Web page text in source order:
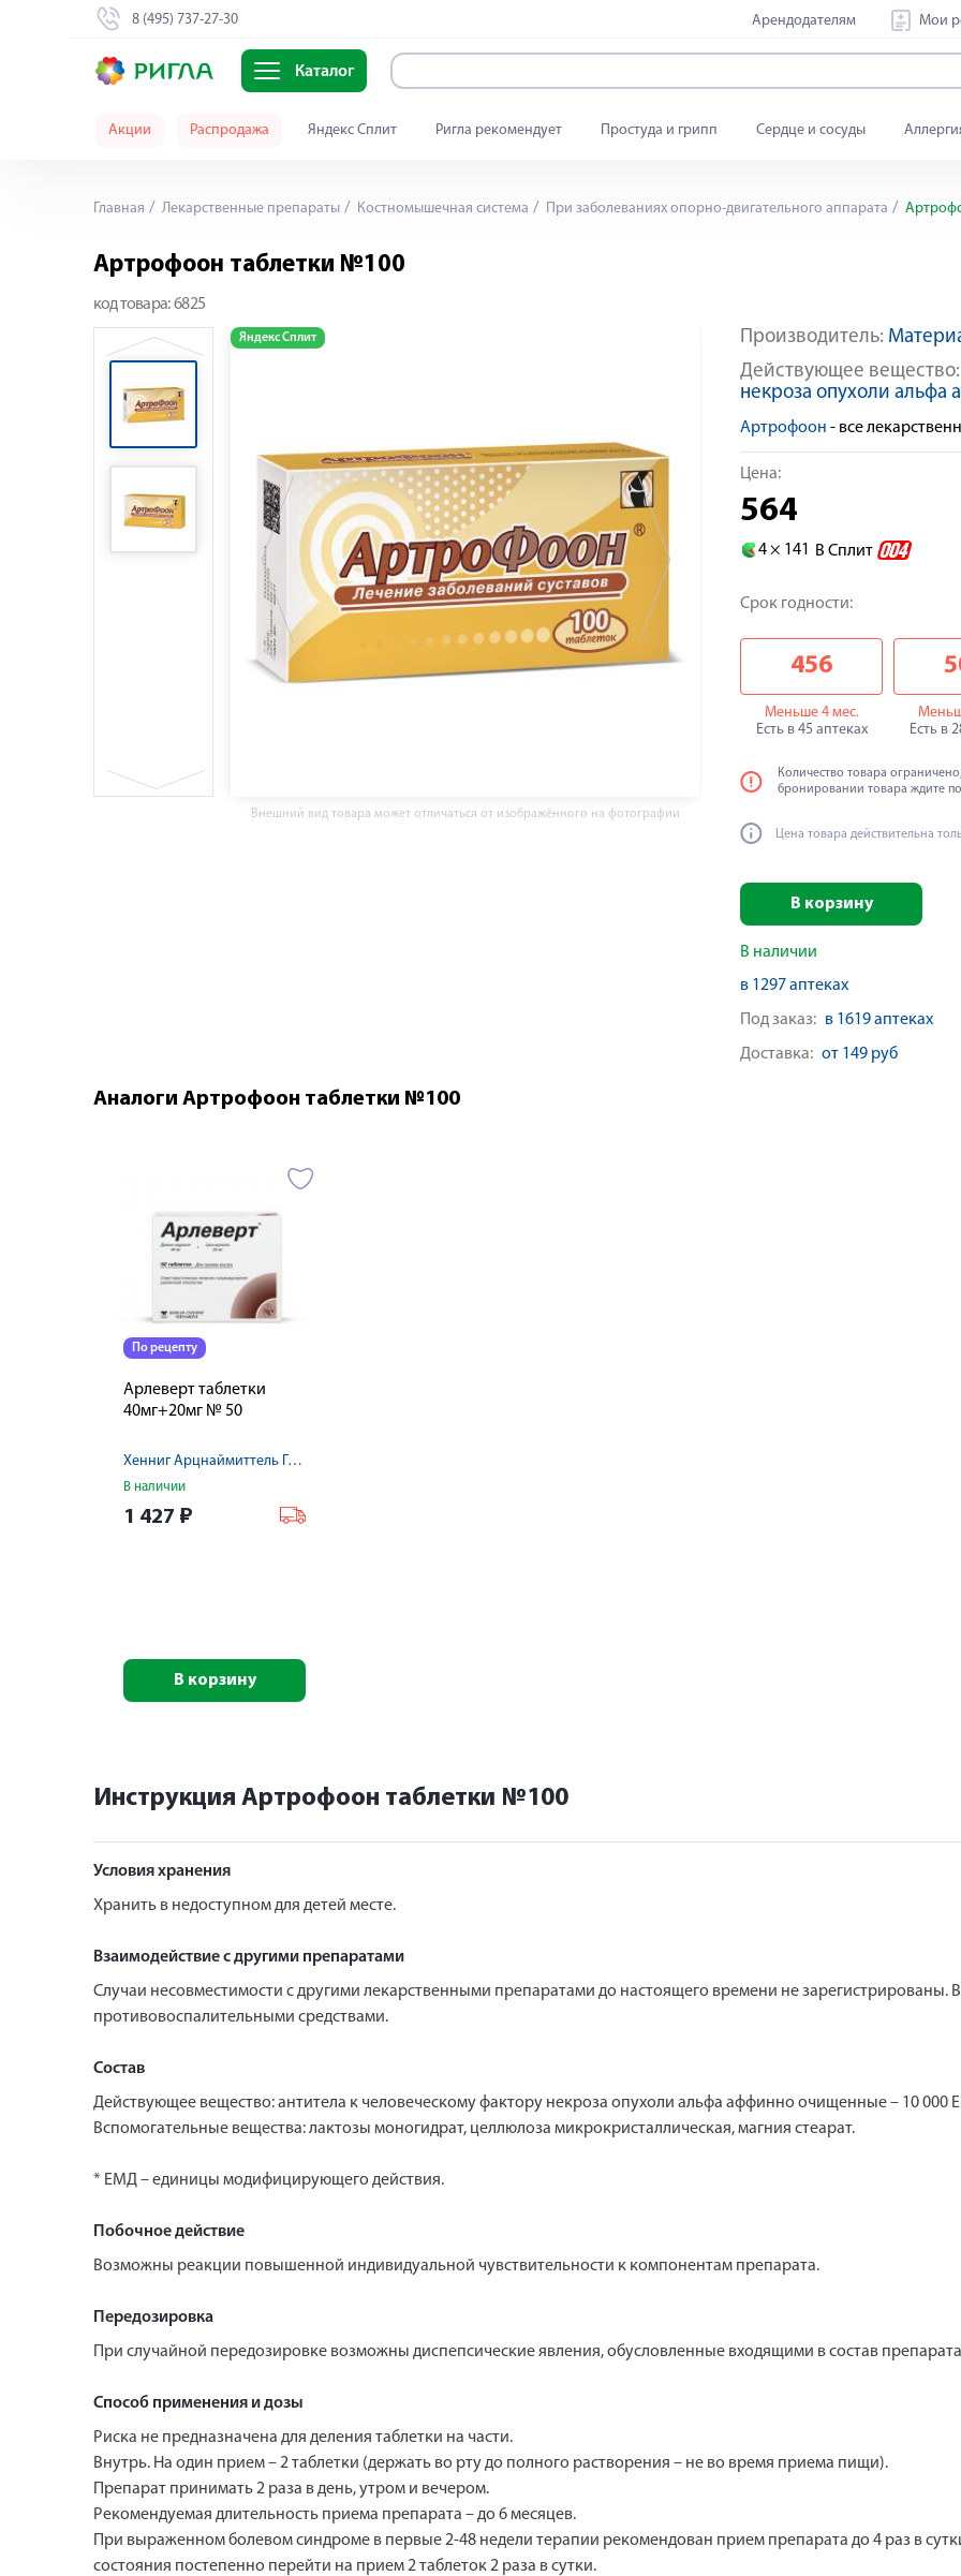
8 (495) 737-27-30 Арендодателям Мои
Каталог
Акции Распродажа Яндекс Сплит Ригла рекомендует Простуда и грипп Сердце и сосуды
Главная Лекарственные препараты Костномышечная система При заболеваниях опорно-двигательного аппарата
Артрофоон таблетки №100
код товара: 6825
Яндекс Сплит Яндекс Сплит
Внешний вид товара может отличаться от изображённого на фотографии
Производитель:
Действующее вещество:
некроза опухоли
Артрофоон - все
Цена:
564
4 × 141 В Сплит
Срок годности:
456
Меньше 4 мес.
Есть в 45 аптеках
Есть в
Количество товара
бронировании товара ждите
Цена товара действительна
В корзину
В наличии
в 1297 аптеках
Под заказ: в 1619 аптеках
Доставка: от 149 руб
Аналоги Артрофоон таблетки №100
По рецепту
Арлеверт таблетки
40мг+20мг № 50
Хенниг Арцнаймиттель Гмбх & Ко.КГ/Берлин-Хеми АГ
В наличии
1 427 ₽
В корзину
Инструкция Артрофоон таблетки №100
Условия хранения
Хранить в недоступном для детей месте.
Взаимодействие с другими препаратами
Случаи несовместимости с другими лекарственными препаратами до настоящего времени не
противовоспалительными средствами.
Состав
Действующее вещество: антитела к человеческому фактору некроза опухоли альфа аффинно очищенные – 10 000
Вспомогательные вещества: лактозы моногидрат, целлюлоза микрокристаллическая, магния стеарат.
* ЕМД – единицы модифицирующего действия.
Побочное действие
Возможны реакции повышенной индивидуальной чувствительности к компонентам препарата.
Передозировка
При случайной передозировке возможны диспепсические явления, обусловленные входящими в состав
Способ применения и дозы
Риска не предназначена для деления таблетки на части.
Внутрь. На один прием – 2 таблетки (держать во рту до полного растворения – не во время приема пищи).
Препарат принимать 2 раза в день, утром и вечером.
Рекомендуемая длительность приема препарата – до 6 месяцев.
При выраженном болевом синдроме в первые 2-48 недели терапии рекомендован прием препарата до 4 раз в
состояния постепенно перейти на прием 2 таблеток 2 раза в сутки.